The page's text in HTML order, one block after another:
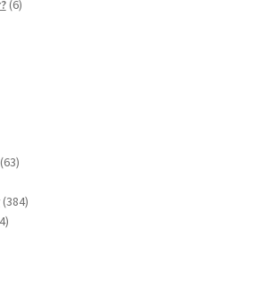
66
6363
384384
124